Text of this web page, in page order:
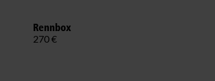
Rennbox
270 €